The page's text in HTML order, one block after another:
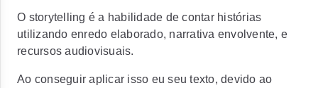
O storytelling é a habilidade de contar histórias
utilizando enredo elaborado, narrativa envolvente, e
recursos audiovisuais.
Ao conseguir aplicar isso eu seu texto, devido ao